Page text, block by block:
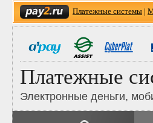
Платежные системы |
Платежные
Электронные деньги,